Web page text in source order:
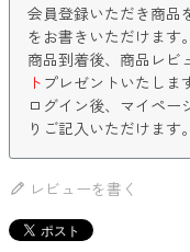
会員登録いただき商品
をお書きいただけます。
商品到着後、商品レビ
ト プレゼントいたしま
ログイン後、マイペー
りご記入いただけます。
レビューを書く